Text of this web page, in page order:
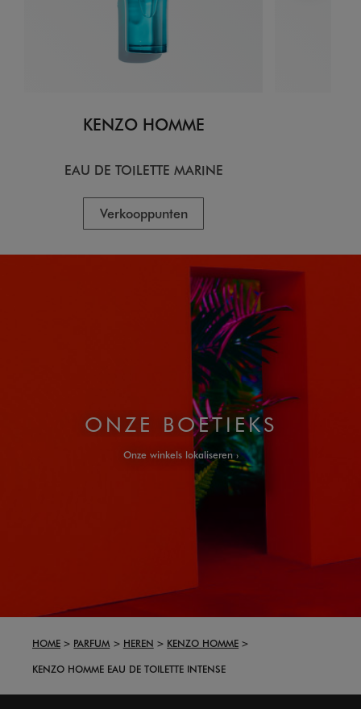
KENZO HOMME
EAU DE TOILETTE MARINE
Verkooppunten
ONZE BOETIEKS
Onze winkels lokaliseren
HOME PARFUM HEREN
KENZO HOMME
KENZO HOMME EAU DE TOILETTE INTENSE